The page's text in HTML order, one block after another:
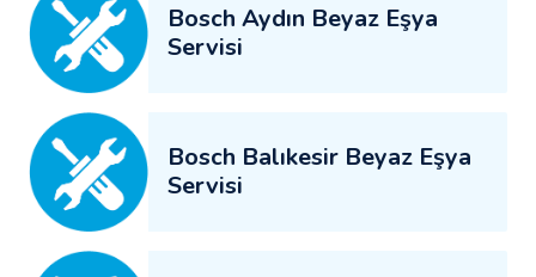
Bosch Aydın Beyaz Eşya
Servisi
Bosch Balıkesir Beyaz Eşya
Servisi